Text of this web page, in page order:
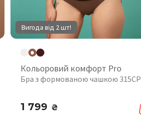
Вигода від 2 шт!
Кольоровий комфорт Pro
Бра з формованою чашкою 315CP
1 799 ₴